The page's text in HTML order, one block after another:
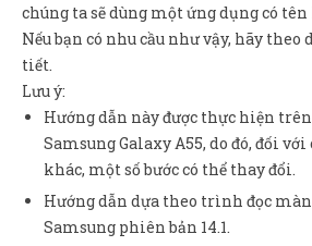
chúng ta sẽ dùng một ứng dụng có
Nếu bạn có nhu cầu như vậy, hãy
tiết.
Lưu ý:
Hướng dẫn này được thực hiện
Samsung Galaxy A55, do đó, đối
khác, một số bước có thể thay đổi.
Hướng dẫn dựa theo trình đọc
Samsung phiên bản 14.1.